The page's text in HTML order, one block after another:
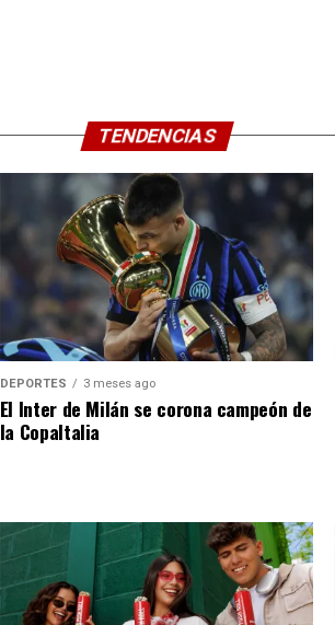
TENDENCIAS
DEPORTES 3 meses ago
El Inter de Milán se corona campeón de
la CopaItalia